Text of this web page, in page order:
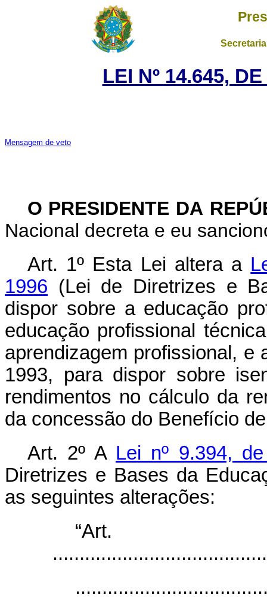
LEI Nº 14.645,
Mensagem de veto
O PRESIDENTE DA
Nacional decreta e eu
Art. 1º Esta Lei altera a
1996 (Lei de Diretrizes e
dispor sobre a educação
educação profissional
aprendizagem profissional, e
1993, para dispor sobre
rendimentos no cálculo da
da concessão do Benefício
Art. 2º A Lei nº 9.394,
Diretrizes e Bases da
as seguintes alterações: